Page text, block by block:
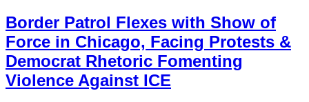
Border Patrol Flexes with Show of
Force in Chicago, Facing Protests &
Democrat Rhetoric Fomenting
Violence Against ICE